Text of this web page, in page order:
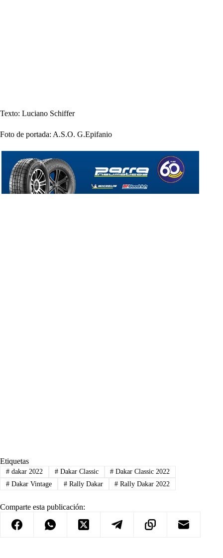
Texto: Luciano Schiffer
Foto de portada: A.S.O. G.Epifanio
Etiquetas
#dakar 2022 #Dakar Classic # Dakar Classic 2022
#Dakar Vintage #Rally Dakar # Rally Dakar 2022
Comparte esta publicación: